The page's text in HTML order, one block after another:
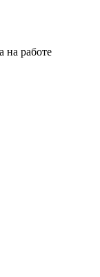
на работе